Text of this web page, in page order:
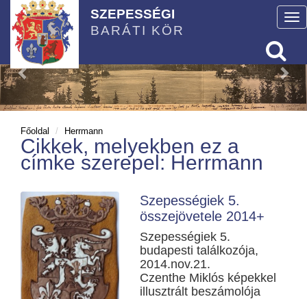
SZEPESSÉGI
BARÁTI KÖR
Főoldal Herrmann
Cikkek, melyekben ez a
címke szerepel: Herrmann
Szepességiek 5.
összejövetele 2014+
Szepességiek 5.
budapesti találkozója,
2014.nov.21.
Czenthe Miklós képekkel
illusztrált beszámolója